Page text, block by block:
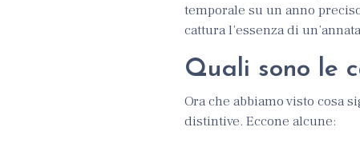
temporale su un anno
cattura l’essenza di
Quali sono le
Ora che abbiamo visto cosa
distintive. Eccone alcune: